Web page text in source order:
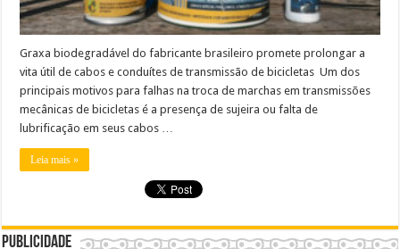
Graxa biodegradável do fabricante brasileiro promete prolongar a
vita útil de cabos e conduítes de transmissão de bicicletas Um dos
principais motivos para falhas na troca de marchas em transmissões
mecânicas de bicicletas é a presença de sujeira ou falta de
lubrificação em seus cabos …
Leia mais »
Publicidade